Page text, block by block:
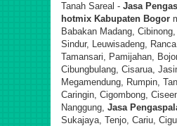
Tanah Sareal - Jasa
hotmix Kabupaten Bogor
Babakan Madang,
Sindur, Leuwisadeng, Ranca
Tamansari, Pamijahan,
Cibungbulang, Cisarua,
Megamendung, Rumpin,
Caringin, Cigombong,
Nanggung, Jasa
Sukajaya, Tenjo, Cariu,